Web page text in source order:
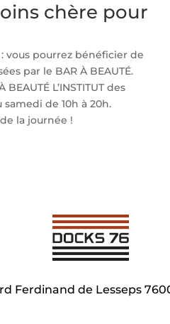
chère pour
vous pourrez bénéficier de
par le BAR À BEAUTÉ.
L’INSTITUT des
de 10h à 20h.
la journée !
Ferdinand de Lesseps